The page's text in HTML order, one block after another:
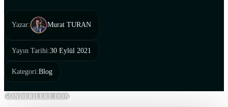
Yazar: Murat TURAN
Yayın Tarihi:30 Eylül 2021
Kategori:Blog
GÖNDERİLERE DÖN